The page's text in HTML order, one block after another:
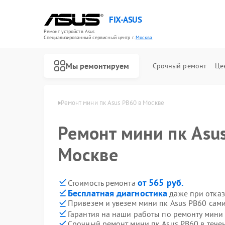
FIX-ASUS
Ремонт устройств Asus
Специализированный cервисный центр г.Москва
Мы ремонтируем Срочный ремонт
Ремонт мини пк Asus PB60 в Москве
Ремонт мини пк
Москве
Стоимость ремонта от 565 руб.
Бесплатная диагностика даже при
Привезем и увезем мини пк Asus PB60
Гарантия на наши работы по ремонту